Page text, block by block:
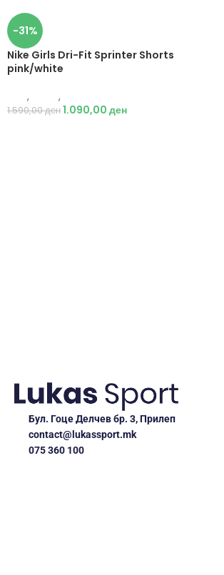
-31%
Nike Girls Dri-Fit Sprinter Shorts
pink/white
, ,
1.590,00ден1.090,00 ден
Бул. Гоце Делчев бр. 3, Прилеп
contact@lukassport.mk
075 360 100